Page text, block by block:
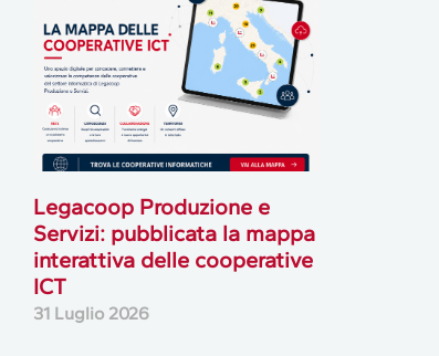
Legacoop Produzione e
Servizi: pubblicata la mappa
interattiva delle cooperative
ICT
31 Luglio 2026